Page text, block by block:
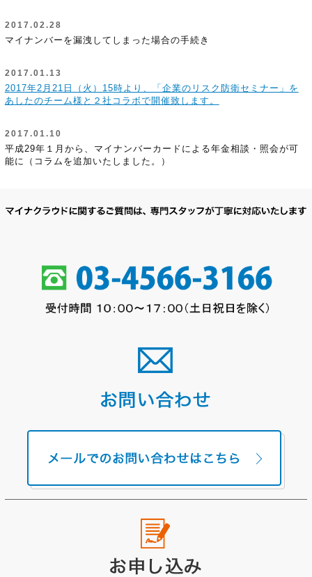
2017.02.28
マイナンバーを漏洩してしまった場合の手続き
2017.01.13
2017年2月21日（火）15時より、「企業のリスク防衛セミナー」を
あしたのチーム様と２社コラボで開催致します。
2017.01.10
平成29年１月から、マイナンバーカードによる年金相談・照会が可
能に（コラムを追加いたしました。）